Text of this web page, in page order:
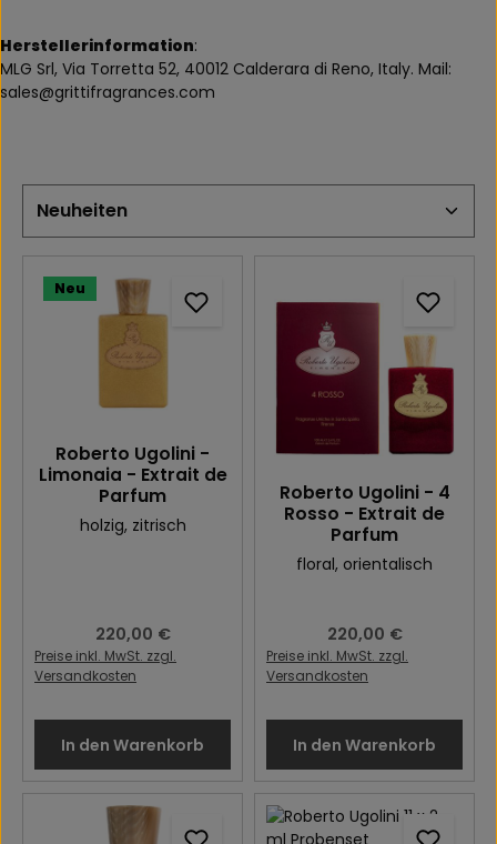
Herstellerinformation:
MLG Srl, Via Torretta 52, 40012 Calderara di Reno, Italy. Mail:
sales@grittifragrances.com
Neu
Roberto Ugolini -
Limonaia - Extrait de
Parfum
holzig, zitrisch
Regulärer Preis:
220,00 €
Preise inkl. MwSt. zzgl.
Versandkosten
In den Warenkorb
Roberto Ugolini - 4
Rosso - Extrait de
Parfum
floral, orientalisch
Regulärer Preis:
220,00 €
Preise inkl. MwSt. zzgl.
Versandkosten
In den Warenkorb